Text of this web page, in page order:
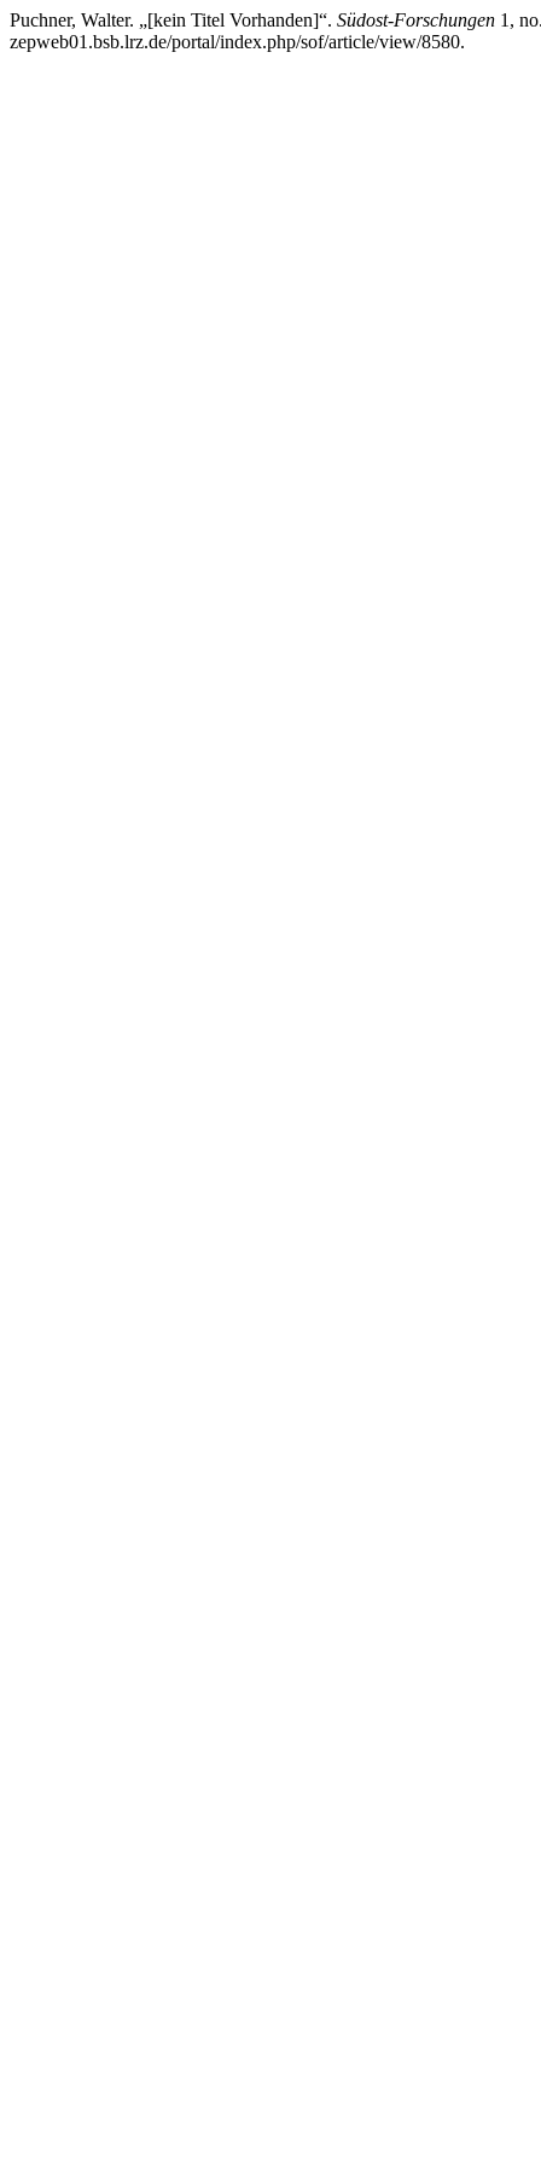
Puchner, Walter. „[kein Titel Vorhanden]“. Südost-Forschungen 1,
zepweb01.bsb.lrz.de/portal/index.php/sof/article/view/8580.